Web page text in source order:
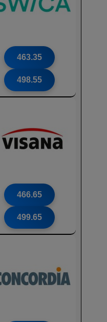
463.35
498.55
466.65
499.65